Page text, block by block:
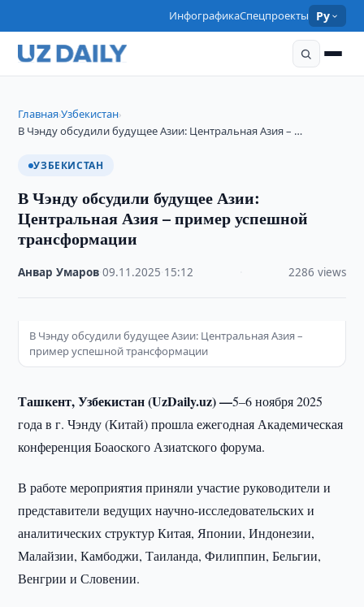
ИнфографикаСпецпроекты Ру
Главная›Узбекистан›
В Чэнду обсудили будущее Азии: Центральная Азия – …
УЗБЕКИСТАН
В Чэнду обсудили будущее Азии:
Центральная Азия – пример успешной
трансформации
Анвар Умаров ·09.11.2025 15:12 2286 views
В Чэнду обсудили будущее Азии: Центральная Азия –
пример успешной трансформации
Ташкент, Узбекистан (UzDaily.uz) —5–6 ноября 2025
года в г. Чэнду (Китай) прошла ежегодная Академическая
конференция Боаоского Азиатского форума.
В работе мероприятия приняли участие руководители и
представители ведущих научно-исследовательских и
аналитических структур Китая, Японии, Индонезии,
Малайзии, Камбоджи, Таиланда, Филиппин, Бельгии,
Венгрии и Словении.